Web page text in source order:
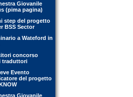
Giovanile
(pima pagina)
step del progetto
BSS Sector
a Wateford in
concorso
traduttori
Evento
del progetto
Giovanile